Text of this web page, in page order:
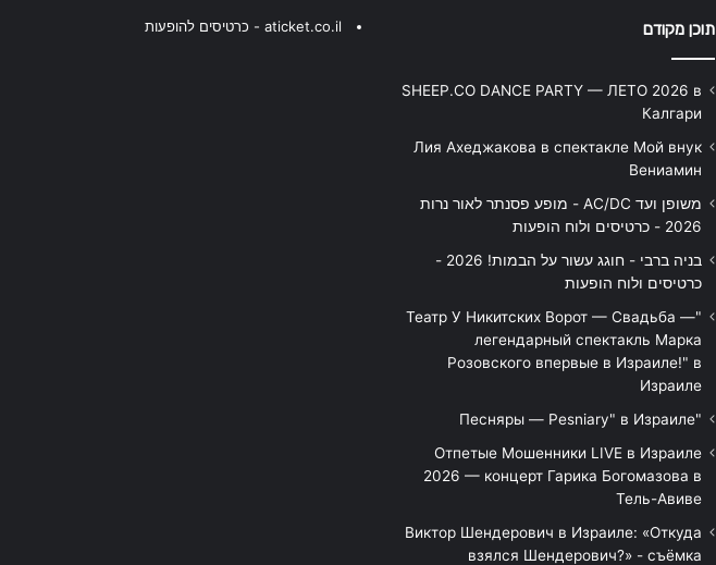
תוכן מקודם
SHEEP.CO DANCE PARTY — ЛЕТО 2026 в
Калгари
Лия Ахеджакова в спектакле Мой внук
Вениамин
משופן ועד AC/DC - מופע פסנתר לאור נרות
2026 - כרטיסים ולוח הופעות
בניה ברבי - חוגג עשור על הבמות! 2026 -
כרטיסים ולוח הופעות
"Театр У Никитских Ворот — Свадьба —
легендарный спектакль Марка
Розовского впервые в Израиле!" в
Израиле
"Песняры — Pesniary" в Израиле
Отпетые Мошенники LIVE в Израиле
2026 — концерт Гарика Богомазова в
Тель-Авиве
Виктор Шендерович в Израиле: «Откуда
взялся Шендерович?» - съёмка
aticket.co.il - כרטיסים להופעות